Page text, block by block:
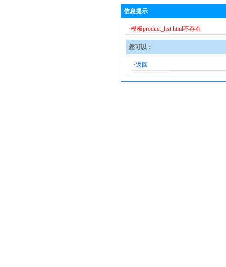
信息提示
·模板product_list.html不存在
您可以：
·返回